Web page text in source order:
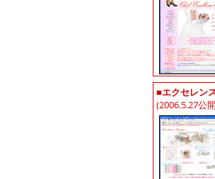
■エクセレン
(2006.5.27公